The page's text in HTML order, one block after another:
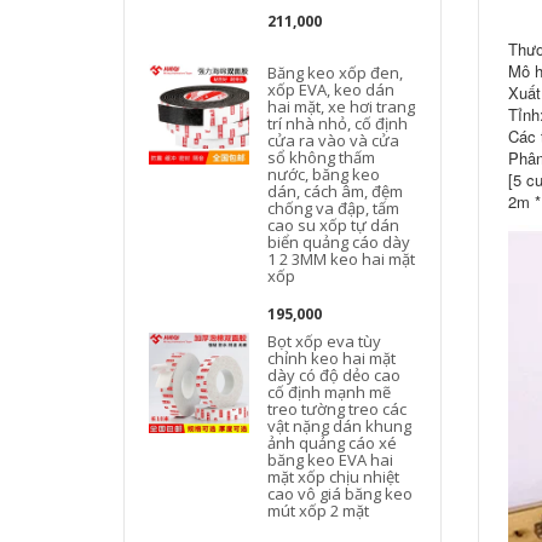
211,000
Băng keo xốp đen,
xốp EVA, keo dán
hai mặt, xe hơi trang
trí nhà nhỏ, cố định
cửa ra vào và cửa
sổ không thấm
nước, băng keo
dán, cách âm, đệm
chống va đập, tấm
cao su xốp tự dán
biển quảng cáo dày
1 2 3MM keo hai mặt
xốp
195,000
Bọt xốp eva tùy
chỉnh keo hai mặt
dày có độ dẻo cao
cố định mạnh mẽ
treo tường treo các
vật nặng dán khung
ảnh quảng cáo xé
băng keo EVA hai
mặt xốp chịu nhiệt
cao vô giá băng keo
mút xốp 2 mặt
Mô
Các
[5
2m